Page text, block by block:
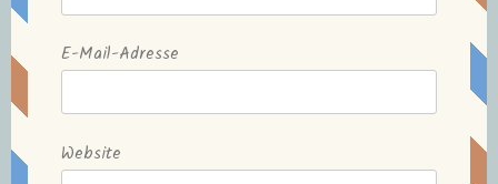
E-Mail-Adresse
Website